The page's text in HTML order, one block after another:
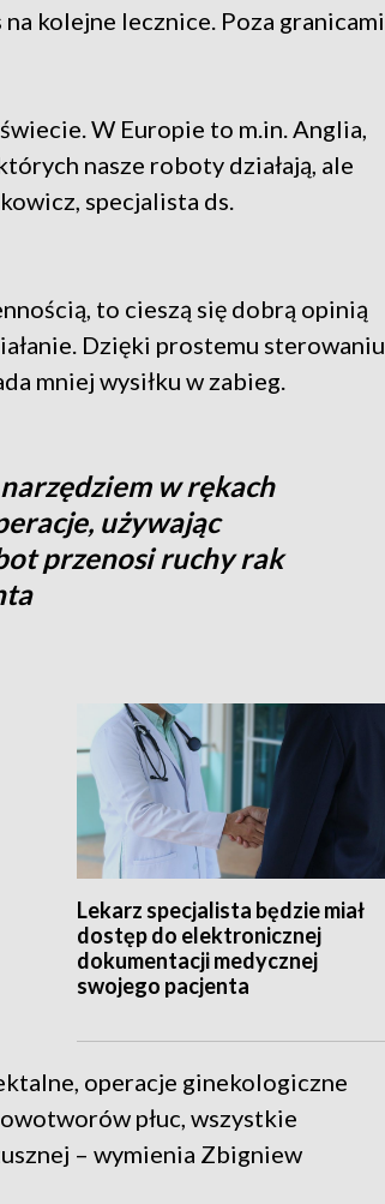
kolejne lecznice. Poza granicami
W Europie to m.in. Anglia,
nasze roboty działają, ale
specjalista ds.
to cieszą się dobrą opinią
Dzięki prostemu sterowaniu
mniej wysiłku w zabieg.
w rękach
używając
przenosi ruchy rak
Lekarz specjalista będzie miał
dostęp do elektronicznej
dokumentacji medycznej
swojego pacjenta
operacje ginekologiczne
płuc, wszystkie
– wymienia Zbigniew